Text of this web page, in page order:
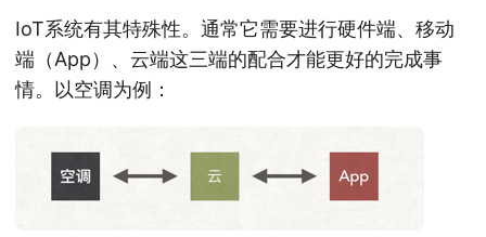
IoT系统有其特殊性。通常它需要进行硬件端、移动
端（App）、云端这三端的配合才能更好的完成事
情。以空调为例：